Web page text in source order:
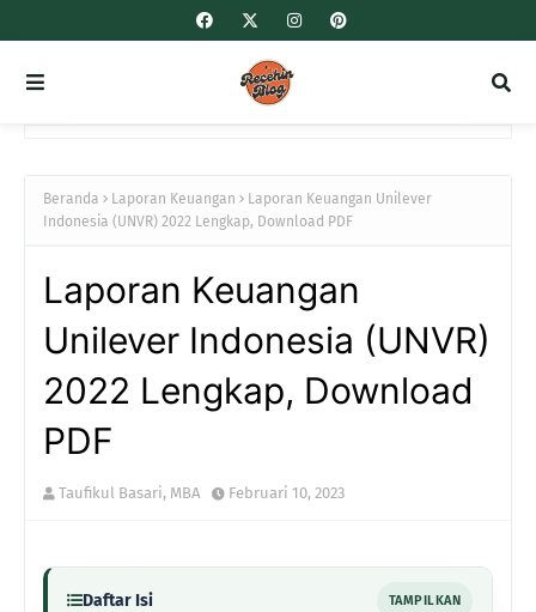
Beranda Laporan Keuangan
Laporan Keuangan Unilever
Indonesia (UNVR) 2022 Lengkap, Download PDF
Laporan Keuangan
Unilever Indonesia (UNVR)
2022 Lengkap, Download
PDF
Taufikul Basari, MBA Februari 10, 2023
Daftar Isi TAMPILKAN